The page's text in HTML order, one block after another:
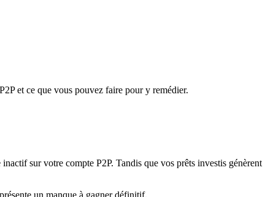
et ce que vous pouvez faire pour y remédier.
sur votre compte P2P. Tandis que vos prêts investis génèrent
un manque à gagner définitif.